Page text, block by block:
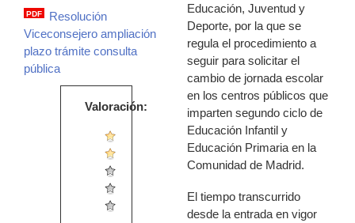
PDF
Resolución
Viceconsejero ampliación
plazo trámite consulta
pública
Valoración:
Educación, Juventud y
Deporte, por la que se
regula el procedimiento a
seguir para solicitar el
cambio de jornada escolar
en los centros públicos que
imparten segundo ciclo de
Educación Infantil y
Educación Primaria en la
Comunidad de Madrid.
El tiempo transcurrido
desde la entrada en vigor